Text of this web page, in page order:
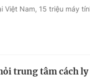
Nam, 15 triệu máy
trung tâm cách ly